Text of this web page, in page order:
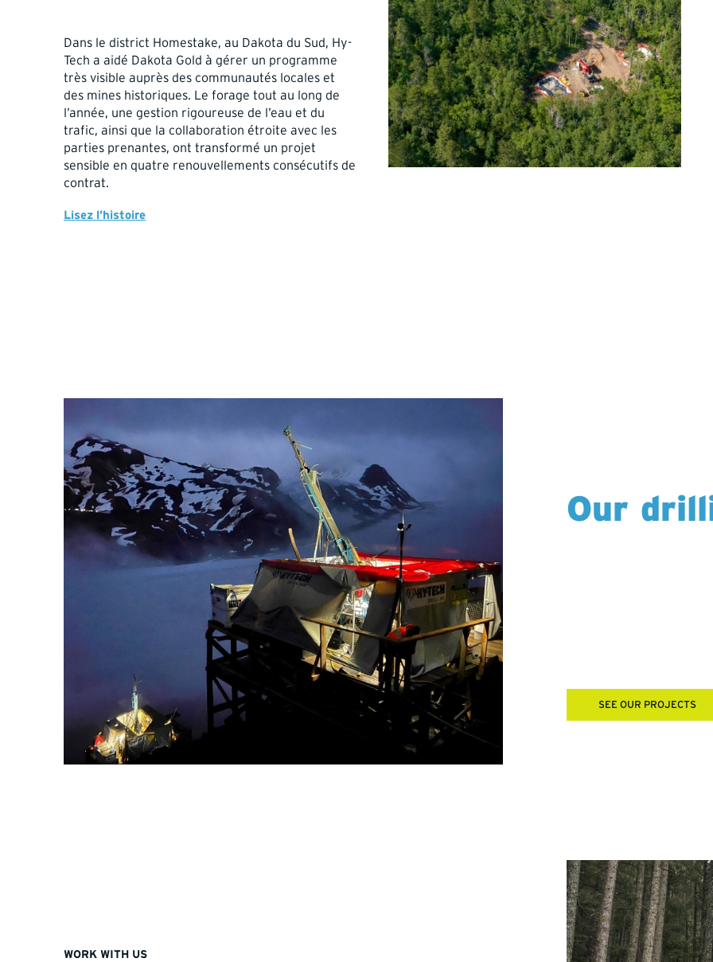
Dans le district Homestake, au Dakota du Sud, Hy-
Tech a aidé Dakota Gold à gérer un programme
très visible auprès des communautés locales et
des mines historiques. Le forage tout au long de
l’année, une gestion rigoureuse de l’eau et du
trafic, ainsi que la collaboration étroite avec les
parties prenantes, ont transformé un projet
sensible en quatre renouvellements consécutifs de
contrat.
Lisez l’histoire
Our
SEE OUR PROJECTS
WORK WITH US